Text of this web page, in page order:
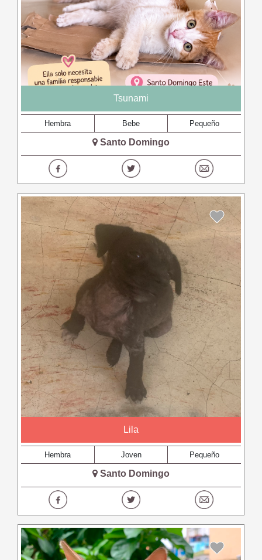
Tsunami
Hembra Bebe Pequeño
Santo Domingo
Lila
Hembra Joven Pequeño
Santo Domingo